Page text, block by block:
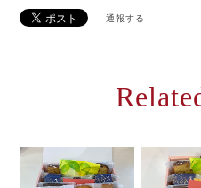
通報する